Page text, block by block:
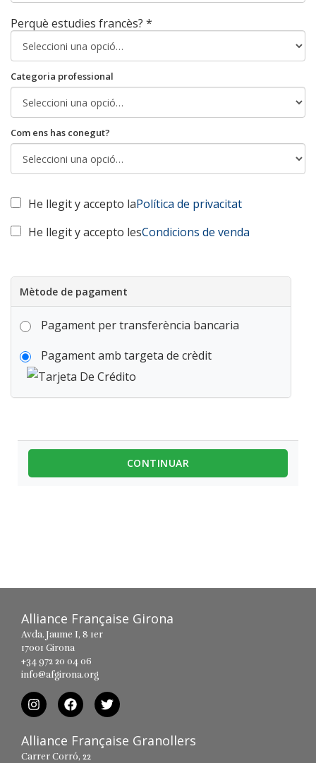
Perquè estudies francès? *
Categoria professional
Com ens has conegut?
He llegit y accepto laPolítica de privacitat
He llegit y accepto lesCondicions de venda
Mètode de pagament
Pagament per transferència bancaria
Pagament amb targeta de crèdit
CONTINUAR
Alliance Française Girona
Avda. Jaume I, 8 1er
17001 Girona
+34 972 20 04 06
info@afgirona.org
Alliance Française Granollers
Carrer Corró, 22